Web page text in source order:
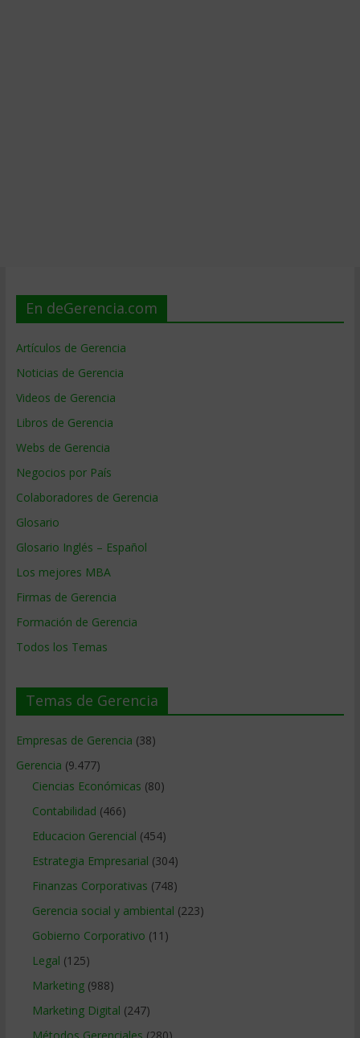
En deGerencia.com
Artículos de Gerencia
Noticias de Gerencia
Videos de Gerencia
Libros de Gerencia
Webs de Gerencia
Negocios por País
Colaboradores de Gerencia
Glosario
Glosario Inglés – Español
Los mejores MBA
Firmas de Gerencia
Formación de Gerencia
Todos los Temas
Temas de Gerencia
Empresas de Gerencia (38)
Gerencia (9.477)
Ciencias Económicas (80)
Contabilidad (466)
Educacion Gerencial (454)
Estrategia Empresarial (304)
Finanzas Corporativas (748)
Gerencia social y ambiental (223)
Gobierno Corporativo (11)
Legal (125)
Marketing(988)
Marketing Digital (247)